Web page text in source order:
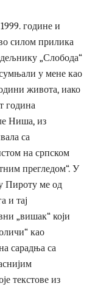
године и
силом прилика
„Слобода“
у мене као
живота, иако
година
Ниша, из
са
на српском
прегледом“. У
Пироту ме од
и тај
„вишак“ који
као
сарадња са
текстове из